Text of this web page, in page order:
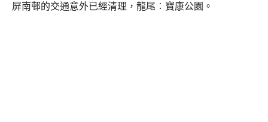
屏南邨的交通意外已經清理，龍尾︰寶康公園。